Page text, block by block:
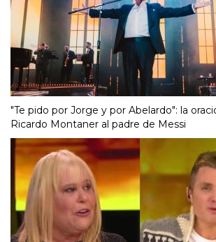
"Te pido por Jorge y por Abelardo": la
Ricardo Montaner al padre de Messi